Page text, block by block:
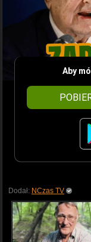
Aby
Dodał: NCzas TV